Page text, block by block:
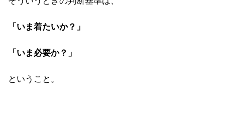
「いま着たいか？」
「いま必要か？」
ということ。